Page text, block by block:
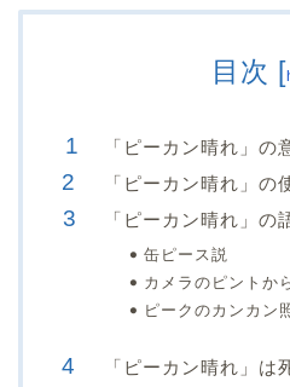
目次 [
「ピーカン晴れ」の
「ピーカン晴れ」の
「ピーカン晴れ」の
缶ピース説
カメラのピントか
ピークのカンカン
「ピーカン晴れ」は